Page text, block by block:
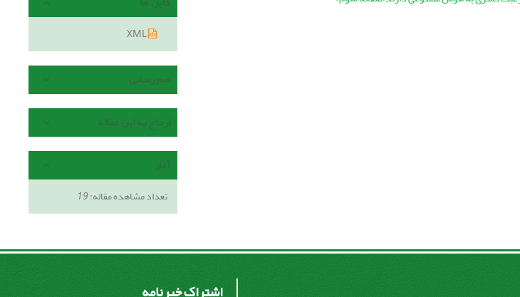
XML
هم رسانی
ارجاع به این مقاله
آمار
تعداد مشاهده مقاله:19